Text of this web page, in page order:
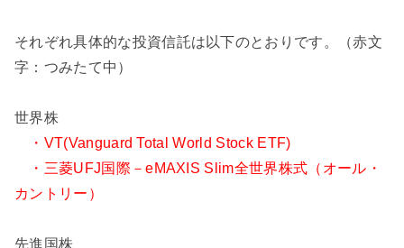
それぞれ具体的な投資信託は以下のとおりです。（赤文
字：つみたて中）
世界株
・VT(Vanguard Total World Stock ETF)
・三菱UFJ国際－eMAXIS Slim全世界株式（オール・
カントリー）
先進国株